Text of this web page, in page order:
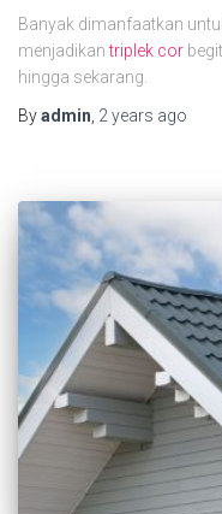
Banyak dimanfaatkan
menjadikantriplek cor
hingga sekarang.
Byadmin, 2 years ago